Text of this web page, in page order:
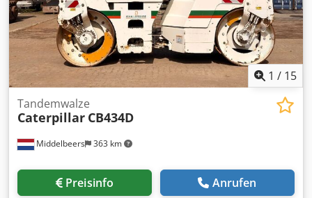
1 / 15
Middelbeers 363 km
Tandemwalze
Caterpillar CB434D
Preisinfo Anrufen